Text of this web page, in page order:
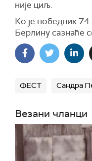
није циљ.
Ко је победник
Берлину сазнаће
ФЕСТ Сандра
Везани чланци